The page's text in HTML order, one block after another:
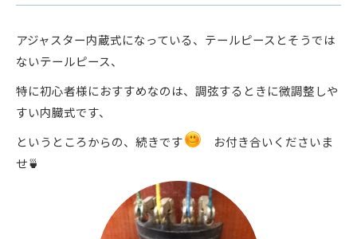
アジャスター内蔵式になっている、テールピースとそうでは
ないテールピース、
特に初心者様におすすめなのは、調弦するときに微調整しや
すい内臓式です、
というところからの、続きです
お付き合いくださいま
せ🍵